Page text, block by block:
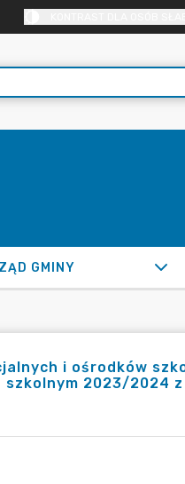
GMINY
i ośrodków
2023/2024 z